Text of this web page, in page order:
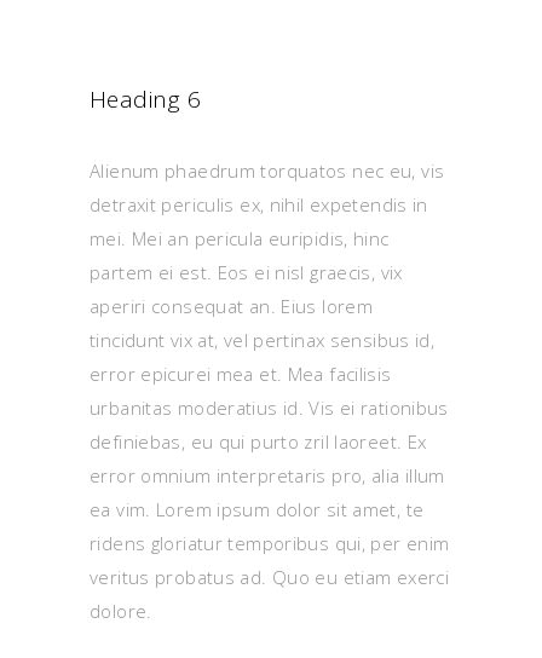
Heading 6
Alienum phaedrum torquatos nec eu, vis
detraxit periculis ex, nihil expetendis in
mei. Mei an pericula euripidis, hinc
partem ei est. Eos ei nisl graecis, vix
aperiri consequat an. Eius lorem
tincidunt vix at, vel pertinax sensibus id,
error epicurei mea et. Mea facilisis
urbanitas moderatius id. Vis ei rationibus
definiebas, eu qui purto zril laoreet. Ex
error omnium interpretaris pro, alia illum
ea vim. Lorem ipsum dolor sit amet, te
ridens gloriatur temporibus qui, per enim
veritus probatus ad. Quo eu etiam exerci
dolore.